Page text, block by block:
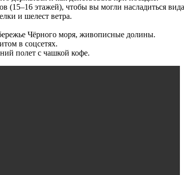
(15–16 этажей), чтобы вы могли насладиться
и шелест ветра.
Чёрного моря, живописные долины.
в соцсетях.
полет с чашкой кофе.